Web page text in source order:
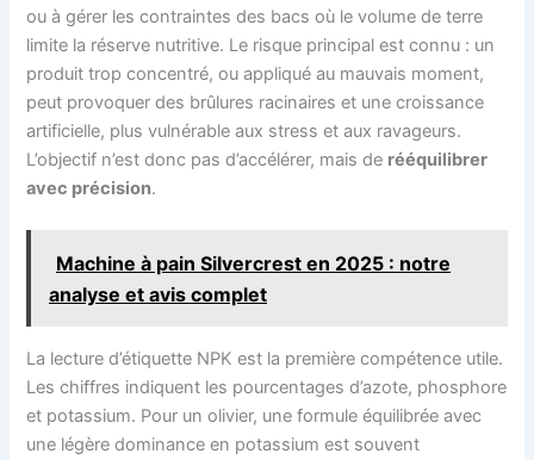
ou à gérer les contraintes des bacs où le volume de terre
limite la réserve nutritive. Le risque principal est connu : un
produit trop concentré, ou appliqué au mauvais moment,
peut provoquer des brûlures racinaires et une croissance
artificielle, plus vulnérable aux stress et aux ravageurs.
L’objectif n’est donc pas d’accélérer, mais de rééquilibrer
avec précision.
Machine à pain Silvercrest en 2025 : notre
analyse et avis complet
La lecture d’étiquette NPK est la première compétence utile.
Les chiffres indiquent les pourcentages d’azote, phosphore
et potassium. Pour un olivier, une formule équilibrée avec
une légère dominance en potassium est souvent